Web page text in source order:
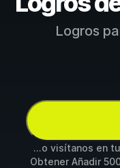
Logros
...o visítanos en tu
Obtener Añadir